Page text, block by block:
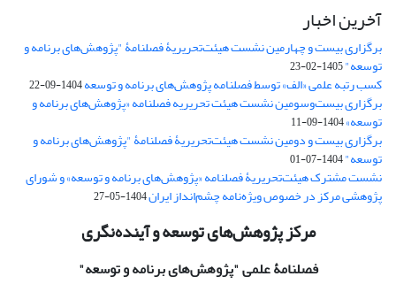
آخرین اخبار
برگزاری بیست و چهارمین نشست هیئت‌تحریریۀ فصلنامۀ "پژوهش‌های برنامه و
توسعه"1405-02-23
کسب رتبه علمی «الف» توسط فصلنامه پژوهش‌های برنامه و توسعه1404-09-22
برگزاری بیست‌وسومین نشست هیئت‌ تحریریه فصلنامه «پژوهش‌های برنامه و
توسعه»1404-09-11
برگزاری بیست و دومین نشست هیئت‌تحریریۀ فصلنامۀ "پژوهش‌های برنامه و
توسعه"1404-07-01
نشست مشترک هیئت‌تحریریۀ فصلنامه «پژوهش‌های برنامه و توسعه» و شورای
پژوهشی مرکز در خصوص ویژه‌نامه چشم‌انداز ایران1404-05-27
مرکز پژوهش‌های توسعه و آینده‌نگری
فصلنامۀ علمی"پژوهش‌های برنامه و توسعه"